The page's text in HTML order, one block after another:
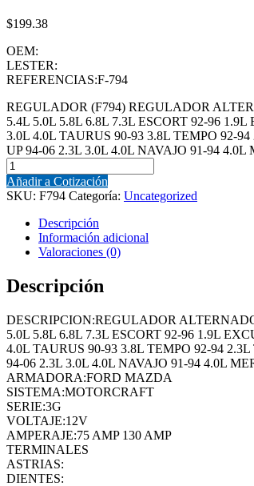
$199.38
OEM:
LESTER:
REFERENCIAS:F-794
REGULADOR (F794) REGULADOR
5.4L 5.0L 5.8L 6.8L 7.3L ESCORT 92-96
3.0L 4.0L TAURUS 90-93 3.8L TEMPO 92-
UP 94-06 2.3L 3.0L 4.0L NAVAJO 91-94
Añadir a Cotización
SKU: F794 Categoría: Uncategorized
Descripción
Información adicional
Valoraciones (0)
Descripción
DESCRIPCION:REGULADOR
5.0L 5.8L 6.8L 7.3L ESCORT 92-96 1.9L
4.0L TAURUS 90-93 3.8L TEMPO 92-94
94-06 2.3L 3.0L 4.0L NAVAJO 91-94 4.0L
ARMADORA:FORD MAZDA
SISTEMA:MOTORCRAFT
SERIE:3G
VOLTAJE:12V
AMPERAJE:75 AMP 130 AMP
TERMINALES
ASTRIAS:
DIENTES: